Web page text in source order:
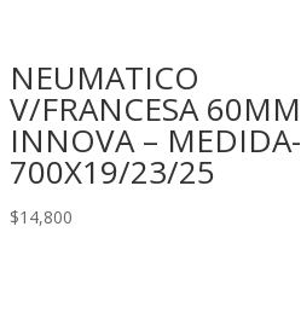
NEUMATICO
V/FRANCESA 60MM
INNOVA – MEDIDA-
700X19/23/25
$14,800